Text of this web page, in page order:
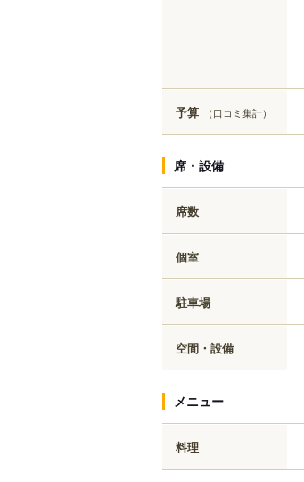
予算 （口コミ集計）
席・設備
席数
個室
駐車場
空間・設備
メニュー
料理